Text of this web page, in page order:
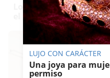
Los pasaportes más
el tuyo?
LUJO CON CARÁCTER
Una joya para
permiso